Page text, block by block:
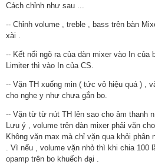
Cách chỉnh như sau ...
-- Chỉnh volume , treble , bass trên bàn
xài .
-- Kết nối ngõ ra của dàn mixer vào In của
Limiter thì vào In của CS.
-- Vặn TH xuống min ( tức vô hiệu quá ) ,
cho nghe y như chưa gắn bo.
-- Vặn từ từ nút TH lên sao cho âm thanh
Lưu ý , volume trên dàn mixer phải vặn
Không vặn max mà chỉ vặn qua khỏi
. Vì nếu , volume vặn nhỏ thì khi chia 100
opamp trên bo khuếch đại .